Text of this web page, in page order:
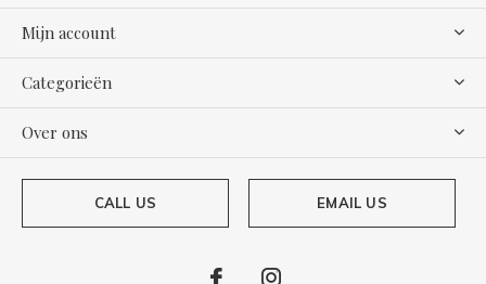
Mijn account
Categorieën
Over ons
CALL US EMAIL US